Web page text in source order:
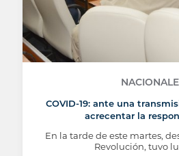
COVID-19: ante una
acrecentar la
En la tarde de este martes,
Revolución, tuvo